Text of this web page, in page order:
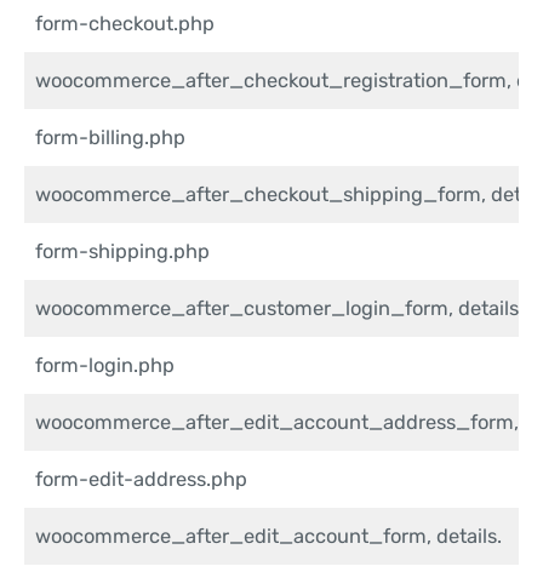
form-checkout.php
woocommerce_after_checkout_registration_form,
form-billing.php
woocommerce_after_checkout_shipping_form,
form-shipping.php
woocommerce_after_customer_login_form, details.
form-login.php
woocommerce_after_edit_account_address_form,
form-edit-address.php
woocommerce_after_edit_account_form, details.